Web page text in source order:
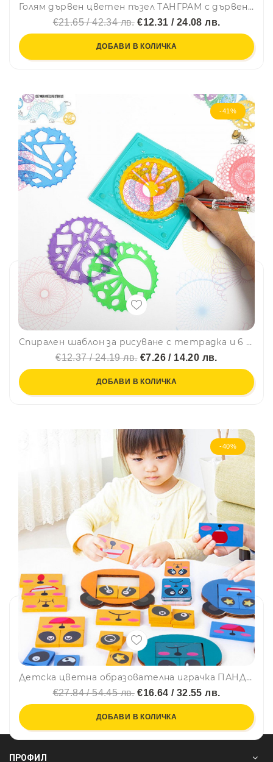
Голям дървен цветен пъзел ТАНГРАМ с дървени блокчета, 15 карти и фигури LCM36
€21.65 / 42.34 лв.€12.31 / 24.08 лв.
ДОБАВИ В КОЛИЧКА
-41%
Спирален шаблон за рисуване с тетрадка и 6 цветна химикалка 2112
€12.37 / 24.19 лв.€7.26 / 14.20 лв.
ДОБАВИ В КОЛИЧКА
-40%
Детска цветна образователна играчка ПАНДА СМЯНА НА ЛИЦА по метода на МОНТЕСОРИ BT03
€27.84 / 54.45 лв.€16.64 / 32.55 лв.
ДОБАВИ В КОЛИЧКА
ПРОФИЛ